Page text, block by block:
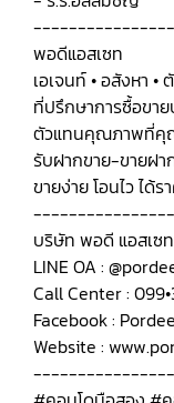
พอดีแอสเซท
เอเจนท์ • อสังหา •
ที่ปรึกษาการซื้อขา
ตัวแทนคุณภาพที่คุ
รับฝากขาย-ขายฝ
ขายง่าย โอนไว ได้
บริษัท พอดี แอสเซ
LINE OA :
Call Center :
Facebook :
Website :